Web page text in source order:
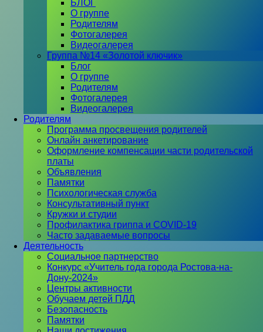
БЛОГ
О группе
Родителям
Фотогалерея
Видеогалерея
Группа №14 «Золотой ключик»
Блог
О группе
Родителям
Фотогалерея
Видеогалерея
Родителям
Программа просвещения родителей
Онлайн анкетирование
Оформление компенсации части родительской
платы
Объявления
Памятки
Психологическая служба
Консультативный пункт
Кружки и студии
Профилактика гриппа и COVID-19
Часто задаваемые вопросы
Деятельность
Социальное партнерство
Конкурс «Учитель года города Ростова-на-
Дону-2024»
Центры активности
Обучаем детей ПДД
Безопасность
Памятки